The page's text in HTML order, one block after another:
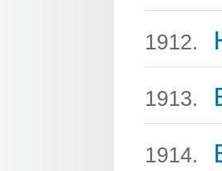
1912.
1913.
1914.